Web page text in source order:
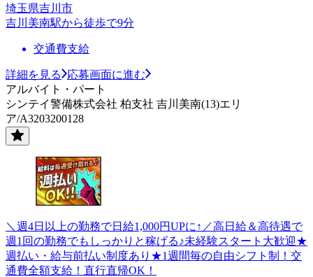
埼玉県吉川市
吉川美南駅から徒歩で9分
交通費支給
詳細を見る
応募画面に進む
アルバイト・パート
シンテイ警備株式会社 柏支社 吉川美南(13)エリ
ア/A3203200128
＼週4日以上の勤務で日給1,000円UPに↑／高日給＆高待遇で
週1回の勤務でもしっかりと稼げる♪未経験スタート大歓迎★
週払い・給与前払い制度あり★1週間毎の自由シフト制！交
通費全額支給！直行直帰OK！